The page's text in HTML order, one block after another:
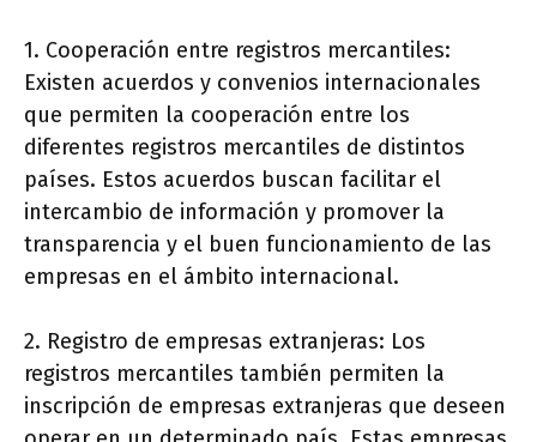
1. Cooperación entre registros mercantiles:
Existen acuerdos y convenios internacionales
que permiten la cooperación entre los
diferentes registros mercantiles de distintos
países. Estos acuerdos buscan facilitar el
intercambio de información y promover la
transparencia y el buen funcionamiento de las
empresas en el ámbito internacional.
2. Registro de empresas extranjeras: Los
registros mercantiles también permiten la
inscripción de empresas extranjeras que deseen